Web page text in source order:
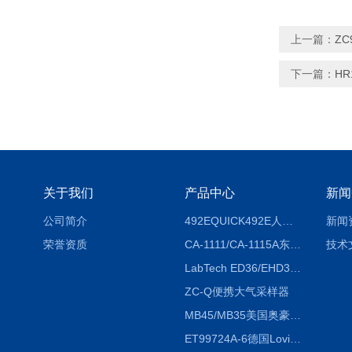
上一篇：
下一篇：
关于我们
公司简介
荣誉资质
产品中心
CA-1111/CA-1115A东京理化EYELA CA-1111/CA-1115A冷却水循环装置
ZC-Q便携大气采样器
MB45/MB35美国奥豪斯OHAUS MB45/MB35卤素红外水分测定仪
ET99724A-6德国Lovibond ET99724A-6微电脑BOD测定仪
新
新闻
技术